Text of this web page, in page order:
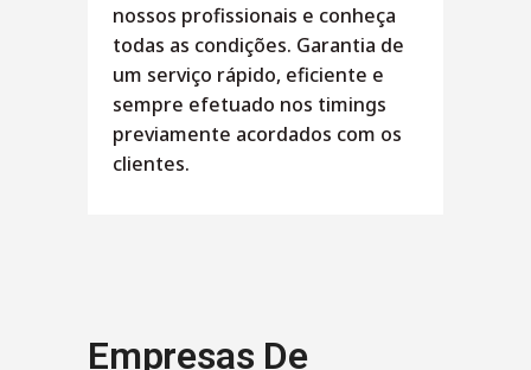
nossos profissionais e conheça
todas as condições. Garantia de
um serviço rápido, eficiente e
sempre efetuado nos timings
previamente acordados com os
clientes.
Empresas De